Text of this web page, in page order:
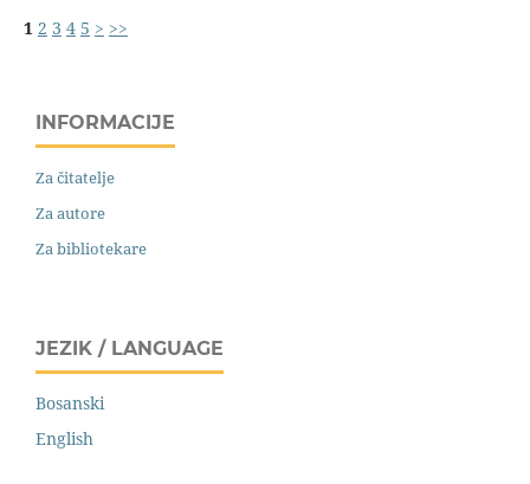
1 2 3 4 5 > >>
INFORMACIJE
Za čitatelje
Za autore
Za bibliotekare
JEZIK / LANGUAGE
Bosanski
English